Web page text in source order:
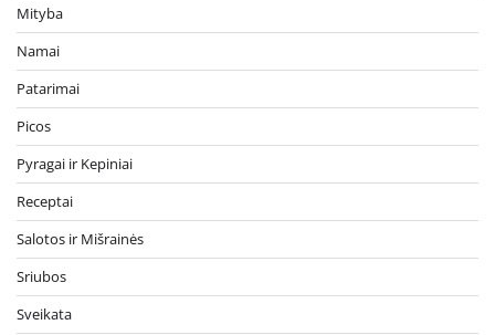
Mityba
Namai
Patarimai
Picos
Pyragai ir Kepiniai
Receptai
Salotos ir Mišrainės
Sriubos
Sveikata